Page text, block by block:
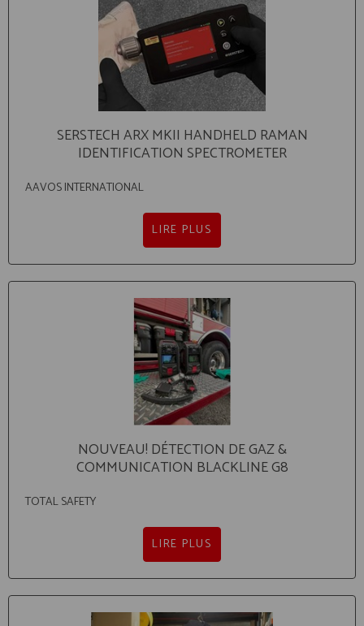
SERSTECH ARX MKII HANDHELD RAMAN
IDENTIFICATION SPECTROMETER
AAVOS INTERNATIONAL
LIRE PLUS
NOUVEAU! DÉTECTION DE GAZ &
COMMUNICATION BLACKLINE G8
TOTAL SAFETY
LIRE PLUS